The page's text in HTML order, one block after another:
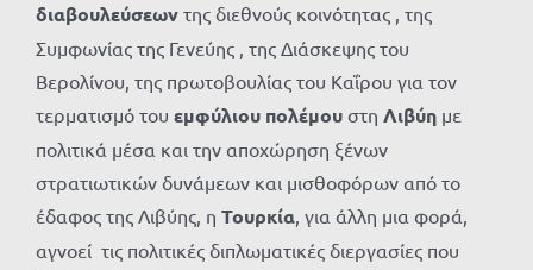
διαβουλεύσεων της διεθνούς κοινότητας , της
Συμφωνίας της Γενεύης , της Διάσκεψης του
Βερολίνου, της πρωτοβουλίας του Καΐρου για τον
τερματισμό του εμφύλιου πολέμου στη Λιβύη με
πολιτικά μέσα και την αποχώρηση ξένων
στρατιωτικών δυνάμεων και μισθοφόρων από το
έδαφος της Λιβύης, η Τουρκία, για άλλη μια φορά,
αγνοεί τις πολιτικές διπλωματικές διεργασίες που